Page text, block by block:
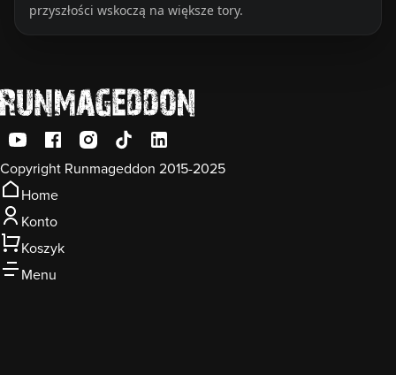
przyszłości wskoczą na większe tory.
Copyright Runmageddon 2015-2025
Home
Konto
Koszyk
Menu